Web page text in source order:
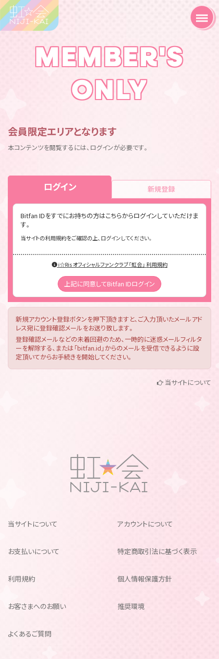
MEMBER'S
ONLY
会員限定エリアとなります
本コンテンツを閲覧するには、ログインが必要です。
ログイン 新規登録
Bitfan IDをすでにお持ちの方はこちらからログインしていただけま
す。
当サイトの利用規約をご確認の上、ログインしてください。
i☆Ris オフィシャルファンクラブ「虹会」 利用規約
上記に同意してBitfan IDログイン
新規アカウント登録ボタンを押下頂きますと、ご入力頂いたメールアド
レス宛に登録確認メールをお送り致します。
登録確認メールなどの未着回避のため、一時的に迷惑メールフィルタ
ーを解除する、または「bitfan.id」からのメールを受信できるように設
定頂いてからお手続きを開始してください。
当サイトについて
当サイトについて アカウントについて
お支払いについて 特定商取引法に基づく表示
利用規約 個人情報保護方針
お客さまへのお願い 推奨環境
よくあるご質問